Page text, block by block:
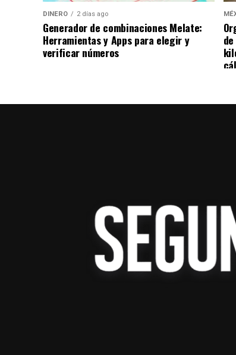
DINERO 2 días ago
Generador de combinaciones Melate:
Herramientas y Apps para elegir y
verificar números